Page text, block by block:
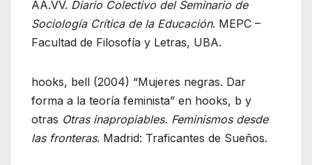
AA.VV. Diario Colectivo del Seminario de
Sociología Crítica de la Educación. MEPC –
Facultad de Filosofía y Letras, UBA.
hooks, bell (2004) “Mujeres negras. Dar
forma a la teoría feminista” en hooks, b y
otras Otras inapropiables. Feminismos desde
las fronteras. Madrid: Traficantes de Sueños.